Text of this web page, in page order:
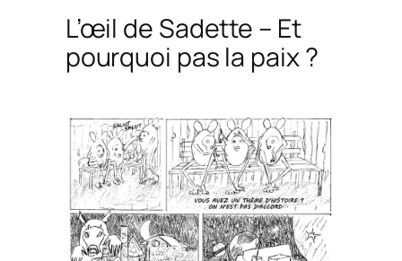
L’œil de Sadette – Et
pourquoi pas la paix ?